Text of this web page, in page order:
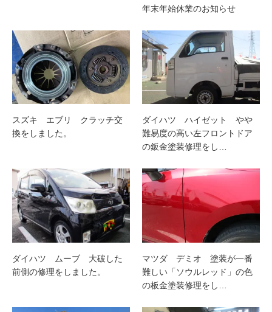
年末年始休業のお知らせ
スズキ エブリ クラッチ交
換をしました。
ダイハツ ハイゼット やや
難易度の高い左フロントドア
の鈑金塗装修理をし…
ダイハツ ムーブ 大破した
前側の修理をしました。
マツダ デミオ 塗装が一番
難しい「ソウルレッド」の色
の板金塗装修理をし…